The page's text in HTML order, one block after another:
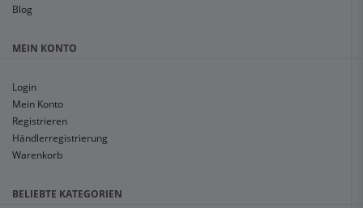
Blog
MEIN KONTO
Login
Mein Konto
Registrieren
Händlerregistrierung
Warenkorb
BELIEBTE KATEGORIEN